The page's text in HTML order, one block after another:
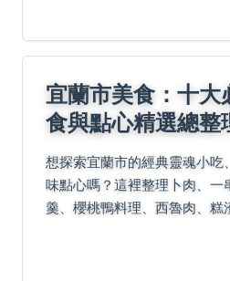
宜蘭市美食：十大
食與點心精選總整
想探索宜蘭市的經典靈魂小吃
味點心嗎？這裡整理卜肉、一
羹、櫻桃鴨料理、西魯肉、糕